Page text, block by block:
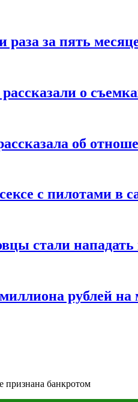
за пять
о
об
с пилотами в
стали
рублей
признана банкротом